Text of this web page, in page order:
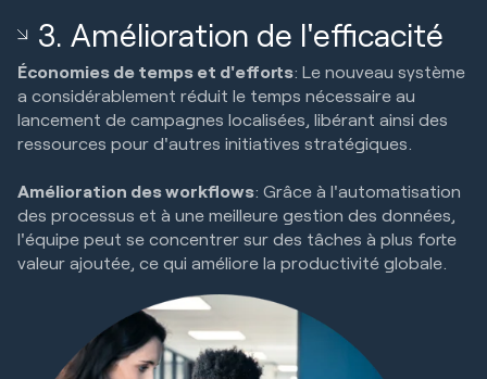
3. Amélioration de l'efficacité
Économies de temps et d'efforts: Le nouveau système
a considérablement réduit le temps nécessaire au
lancement de campagnes localisées, libérant ainsi des
ressources pour d'autres initiatives stratégiques.
Amélioration des workflows: Grâce à l'automatisation
des processus et à une meilleure gestion des données,
l'équipe peut se concentrer sur des tâches à plus forte
valeur ajoutée, ce qui améliore la productivité globale.